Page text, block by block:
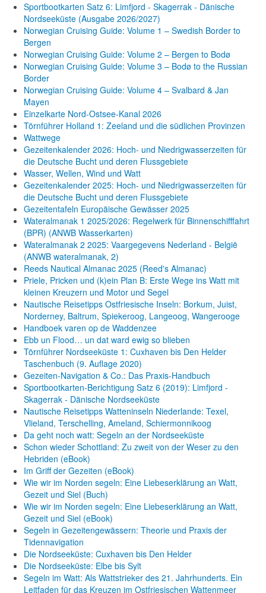
Sportbootkarten Satz 6: Limfjord - Skagerrak - Dänische
Nordseeküste (Ausgabe 2026/2027)
Norwegian Cruising Guide: Volume 1 – Swedish Border to
Bergen
Norwegian Cruising Guide: Volume 2 – Bergen to Bodø
Norwegian Cruising Guide: Volume 3 – Bodø to the Russian
Border
Norwegian Cruising Guide: Volume 4 – Svalbard & Jan
Mayen
Einzelkarte Nord-Ostsee-Kanal 2026
Törnführer Holland 1: Zeeland und die südlichen Provinzen
Wattwege
Gezeitenkalender 2026: Hoch- und Niedrigwasserzeiten für
die Deutsche Bucht und deren Flussgebiete
Wasser, Wellen, Wind und Watt
Gezeitenkalender 2025: Hoch- und Niedrigwasserzeiten für
die Deutsche Bucht und deren Flussgebiete
Gezeitentafeln Europäische Gewässer 2025
Wateralmanak 1 2025/2026: Regelwerk für Binnenschifffahrt
(BPR) (ANWB Wasserkarten)
Wateralmanak 2 2025: Vaargegevens Nederland - België
(ANWB wateralmanak, 2)
Reeds Nautical Almanac 2025 (Reed's Almanac)
Priele, Pricken und (k)ein Plan B: Erste Wege ins Watt mit
kleinen Kreuzern und Motor und Segel
Nautische Reisetipps Ostfriesische Inseln: Borkum, Juist,
Norderney, Baltrum, Spiekeroog, Langeoog, Wangerooge
Handboek varen op de Waddenzee
Ebb un Flood… un dat ward ewig so blieben
Törnführer Nordseeküste 1: Cuxhaven bis Den Helder
Taschenbuch (9. Auflage 2020)
Gezeiten-Navigation & Co.: Das Praxis-Handbuch
Sportbootkarten-Berichtigung Satz 6 (2019): Limfjord -
Skagerrak - Dänische Nordseeküste
Nautische Reisetipps Watteninseln Niederlande: Texel,
Vlieland, Terschelling, Ameland, Schiermonnikoog
Da geht noch watt: Segeln an der Nordseeküste
Schon wieder Schottland: Zu zweit von der Weser zu den
Hebriden (eBook)
Im Griff der Gezeiten (eBook)
Wie wir im Norden segeln: Eine Liebeserklärung an Watt,
Gezeit und Siel (Buch)
Wie wir im Norden segeln: Eine Liebeserklärung an Watt,
Gezeit und Siel (eBook)
Segeln in Gezeitengewässern: Theorie und Praxis der
Tidennavigation
Die Nordseeküste: Cuxhaven bis Den Helder
Die Nordseeküste: Elbe bis Sylt
Segeln im Watt: Als Wattstrieker des 21. Jahrhunderts. Ein
Leitfaden für das Kreuzen im Ostfriesischen Wattenmeer